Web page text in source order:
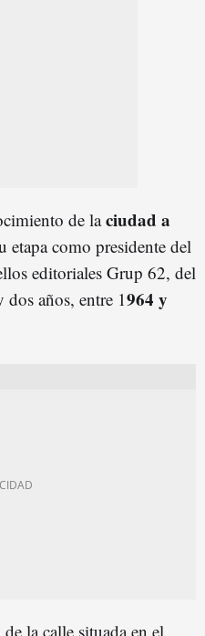
de laciudad a
etapa como presidente del
editoriales Grup 62, del
años, entre 1964 y
la calle situada en el